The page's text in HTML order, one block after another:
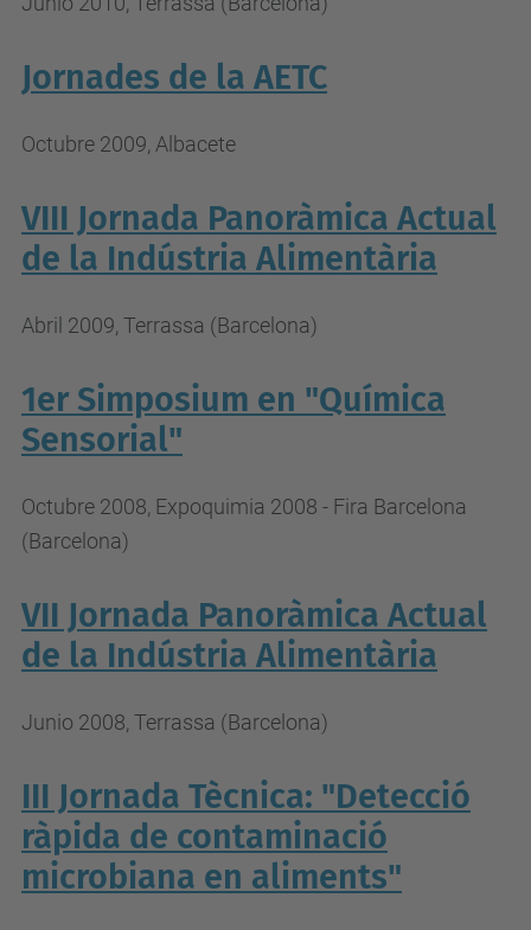
Jornades de la AETC
Octubre 2009, Albacete
VIII Jornada Panoràmica Actual
de la Indústria Alimentària
Abril 2009, Terrassa (Barcelona)
1er Simposium en "Química
Sensorial"
Octubre 2008, Expoquimia 2008 - Fira Barcelona
(Barcelona)
VII Jornada Panoràmica Actual
de la Indústria Alimentària
Junio 2008, Terrassa (Barcelona)
III Jornada Tècnica: "Detecció
ràpida de contaminació
microbiana en aliments"